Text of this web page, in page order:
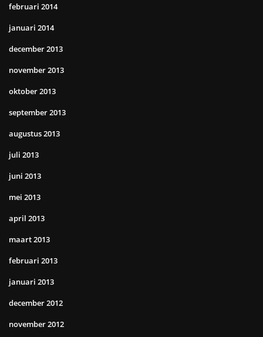
februari 2014
januari 2014
december 2013
november 2013
oktober 2013
september 2013
augustus 2013
juli 2013
juni 2013
mei 2013
april 2013
maart 2013
februari 2013
januari 2013
december 2012
november 2012